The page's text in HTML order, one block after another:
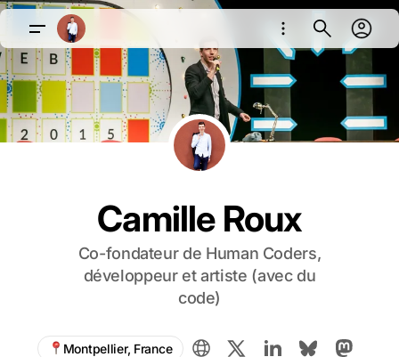
Camille Roux
Co-fondateur de Human Coders,
développeur et artiste (avec du
code)
Montpellier, France